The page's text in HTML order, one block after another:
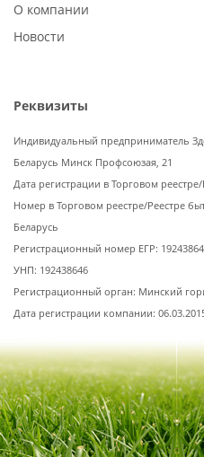
О компании
Новости
Реквизиты
Индивидуальный предприниматель
Беларусь Минск Профсоюзая, 21
Дата регистрации в Торговом
Номер в Торговом реестре/Реестре
Беларусь
Регистрационный номер ЕГР:
УНП: 192438646
Регистрационный орган: Минский
Дата регистрации компании: